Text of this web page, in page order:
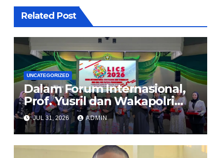
Related Post
UNCATEGORIZED
Dalam Forum Internasional,
Prof. Yusril dan Wakapolri
Serukan Penguatan
Kerangka Hukum Global
Lindungi Perempuan dan
Anak dari TPPO
JUL 31, 2026 ADMIN